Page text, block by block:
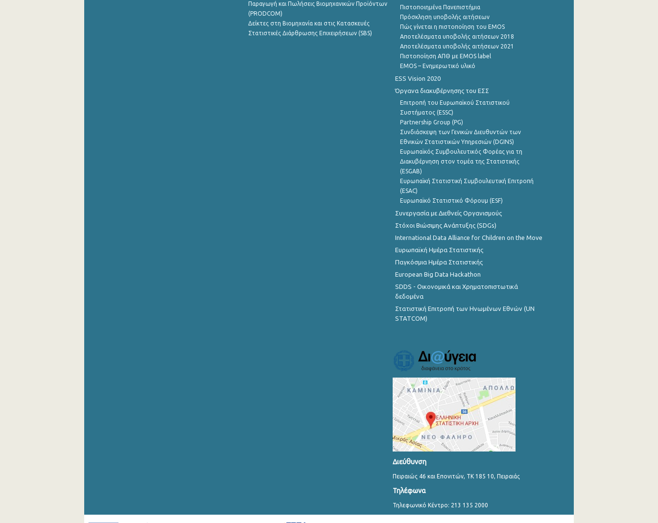
Παραγωγή και Πωλήσεις Βιομηχανικών Προϊόντων
(PRODCOM)
Δείκτες στη Βιομηχανία και στις Κατασκευές
Στατιστικές Διάρθρωσης Επιχειρήσεων (SBS)
Πιστοποιημένα Πανεπιστήμια
Πρόσκληση υποβολής αιτήσεων
Πώς γίνεται η πιστοποίηση του EMOS
Αποτελέσματα υποβολής αιτήσεων 2018
Αποτελέσματα υποβολής αιτήσεων 2021
Πιστοποίηση ΑΠΘ με EMOS label
EMOS – Ενημερωτικό υλικό
ESS Vision 2020
Όργανα διακυβέρνησης του ΕΣΣ
Επιτροπή του Ευρωπαϊκού Στατιστικού
Συστήματος (ESSC)
Partnership Group (PG)
Συνδιάσκεψη των Γενικών Διευθυντών των
Εθνικών Στατιστικών Υπηρεσιών (DGINS)
Ευρωπαϊκός Συμβουλευτικός Φορέας για τη
Διακυβέρνηση στον τομέα της Στατιστικής
(ESGAB)
Ευρωπαϊκή Στατιστική Συμβουλευτική Επιτροπή
(ESAC)
Ευρωπαϊκό Στατιστικό Φόρουμ (ESF)
Συνεργασία με Διεθνείς Οργανισμούς
Στόχοι Βιώσιμης Ανάπτυξης (SDGs)
International Data Alliance for Children on the Move
Ευρωπαϊκή Ημέρα Στατιστικής
Παγκόσμια Ημέρα Στατιστικής
European Big Data Hackathon
SDDS - Οικονομικά και Χρηματοπιστωτικά
δεδομένα
Στατιστική Επιτροπή των Ηνωμένων Εθνών (UN
STATCOM)
Διεύθυνση
Πειραιώς 46 και Επονιτών, ΤΚ 185 10, Πειραιάς
Τηλέφωνα
Τηλεφωνικό Κέντρο: 213 135 2000